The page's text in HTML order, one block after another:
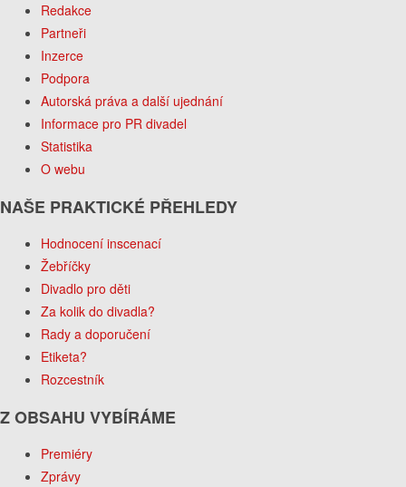
Redakce
Partneři
Inzerce
Podpora
Autorská práva a další ujednání
Informace pro PR divadel
Statistika
O webu
NAŠE PRAKTICKÉ PŘEHLEDY
Hodnocení inscenací
Žebříčky
Divadlo pro děti
Za kolik do divadla?
Rady a doporučení
Etiketa?
Rozcestník
Z OBSAHU VYBÍRÁME
Premiéry
Zprávy